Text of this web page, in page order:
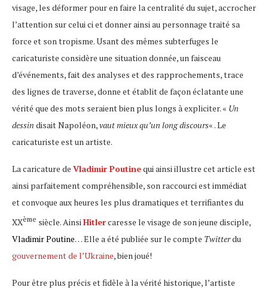
visage, les déformer pour en faire la centralité du sujet, accrocher
l’attention sur celui ci et donner ainsi au personnage traité sa
force et son tropisme. Usant des mêmes subterfuges le
caricaturiste considère une situation donnée, un faisceau
d’événements, fait des analyses et des rapprochements, trace
des lignes de traverse, donne et établit de façon éclatante une
vérité que des mots seraient bien plus longs à expliciter. « Un
dessin disait Napoléon,vaut mieux qu’un long discours« . Le
caricaturiste est un artiste.
La caricature de Vladimir Poutinequi ainsi illustre cet article est
ainsi parfaitement compréhensible, son raccourci est immédiat
et convoque aux heures les plus dramatiques et terrifiantes du
XXème siècle. AinsiHitlercaresse le visage de son jeune disciple,
Vladimir Poutine… Elle a été publiée sur le compte Twitterdu
gouvernement de l’Ukraine, bien joué!
Pour être plus précis et fidèle à la vérité historique, l’artiste